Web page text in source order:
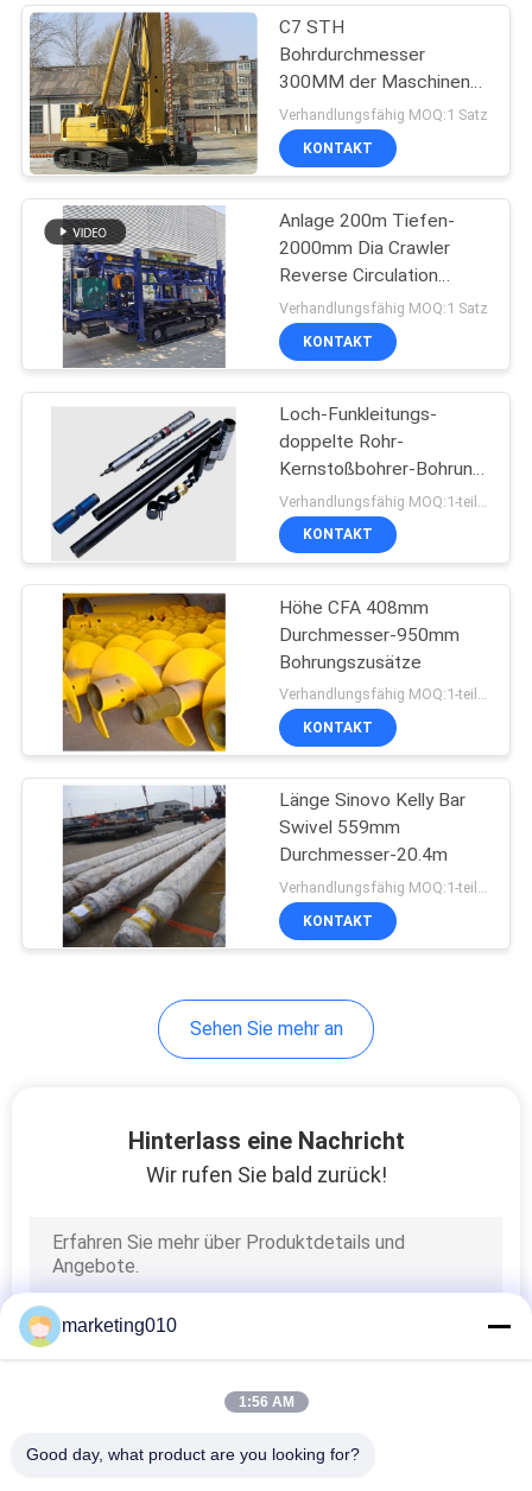
DATENSCHUTZERKLÄRUNG
Waterwell
Ölplattform
Gehäuse-Rotator
Hydroseilbagger
Bohrmaschinen
33
Entsander
Schlitzwandgeräte
Horizontal
Directional Drilling
C7 STH
Bohrdurchmesser
300MM der Maschinen-
hydraulischer
Anhäufungsanlagen-
TH60
Verhandlungsfähig MOQ:1 Satz
KONTAKT
Anlage 200m Tiefen-
2000mm Dia Crawler
Reverse Circulation
Drilling
Verhandlungsfähig MOQ:1 Satz
KONTAKT
Loch-Funkleitungs-
doppelte Rohr-
Kernstoßbohrer-Bohrung
35.2mm Kern-46mm
KONTAKT
Höhe CFA 408mm
Durchmesser-950mm
Bohrungszusätze
Verhandlungsfähig MOQ:1-teilig
KONTAKT
Länge Sinovo Kelly Bar
Swivel 559mm
Durchmesser-20.4m
Verhandlungsfähig MOQ:1-teilig
KONTAKT
Sehen Sie mehr an
Hinterlass eine Nachricht
Wir rufen Sie bald zurück!
marketing010
1:56 AM
Good day, what product are you looking for?